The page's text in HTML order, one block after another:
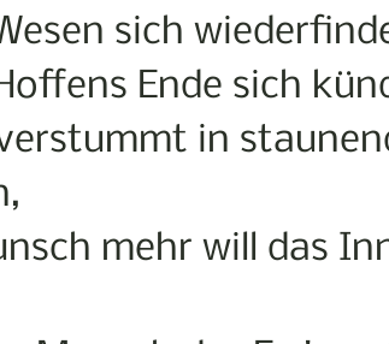
sich
Ende sich
in
mehr will das